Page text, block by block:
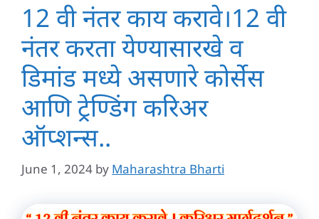
12 वी नंतर काय करावे।12 वी
नंतर करता येण्यासारखे व
डिमांड मध्ये असणारे कोर्सेस
आणि ट्रेण्डिंग करिअर
ऑप्शन्स..
June 1, 2024 by Maharashtra Bharti